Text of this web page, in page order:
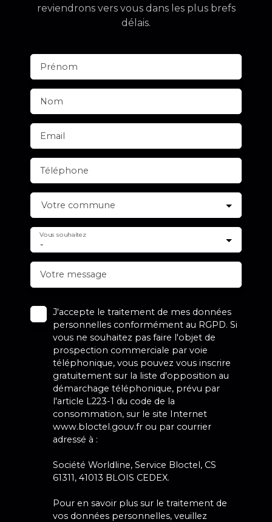
reviendrons vers vous dans les plus brefs
délais.
Prénom
Nom
Email
Téléphone
Votre commune
-
Vous souhaitez
Votre message
J'accepte le traitement de mes données
personnelles conformément au RGPD. Si
vous ne souhaitez pas faire l'objet de
prospection commerciale par voie
téléphonique, vous pouvez vous inscrire
gratuitement sur la liste d'opposition au
démarchage téléphonique, prévu par
l'article L223-1 du code de la
consommation, sur le site Internet
www.bloctel.gouv.fr ou par courrier
adressé à :
Société Worldline, Service Bloctel, CS
61311, 41013 BLOIS CEDEX.
Pour en savoir plus sur le traitement de
vos données personnelles, veuillez